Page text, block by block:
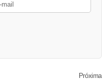
Próxima